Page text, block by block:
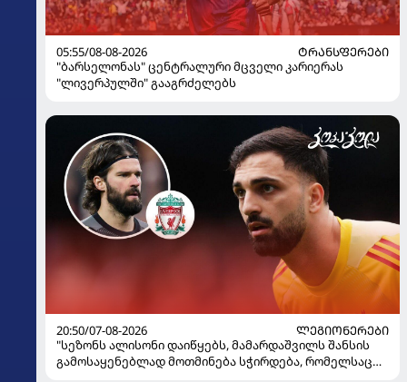
05:55/08-08-2026
ᲢᲠᲐᲜᲡᲤᲔᲠᲔᲑᲘ
"ბარსელონას" ცენტრალური მცველი კარიერას
"ლივერპულში" გააგრძელებს
20:50/07-08-2026
ᲚᲔᲒᲘᲝᲜᲔᲠᲔᲑᲘ
"სეზონს ალისონი დაიწყებს, მამარდაშვილს შანსის
გამოსაყენებლად მოთმინება სჭირდება, რომელსაც